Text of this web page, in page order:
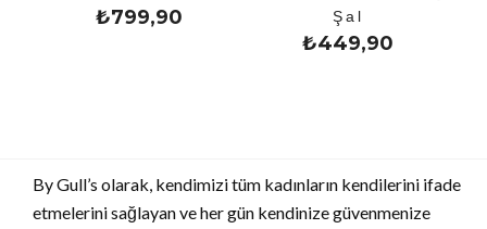
₺799,90
Şal
₺449,90
By Gull’s olarak, kendimizi tüm kadınların kendilerini ifade
etmelerini sağlayan ve her gün kendinize güvenmenize